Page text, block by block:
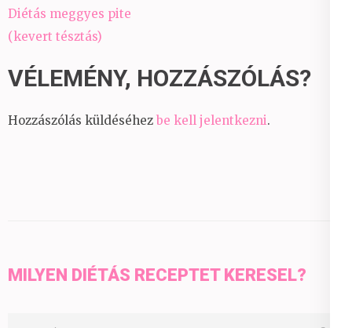
Bejegyzés
navigáció
Diétás meggyes pite
(kevert tésztás)
VÉLEMÉNY, HOZZÁSZÓLÁS?
Hozzászólás küldéséhez be kell jelentkezni.
MILYEN DIÉTÁS RECEPTET KERESEL?
Keresés: